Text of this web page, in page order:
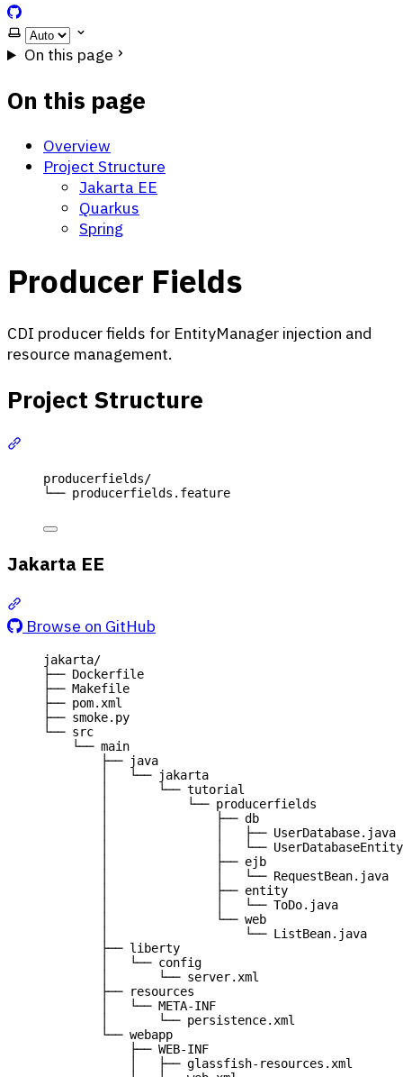
ScarfBench on GitHub
Select theme
On this page
On this page
Overview
Project Structure
Jakarta EE
Quarkus
Spring
Producer Fields
CDI producer fields for EntityManager injection and
resource management.
Project Structure
producerfields/
└── producerfields.feature
Jakarta EE
Browse on GitHub
jakarta/
├── Dockerfile
├── Makefile
├── pom.xml
├── smoke.py
└── src
└── main
├── java
│   └── jakarta
│       └── tutorial
│           └── producerfields
│               ├── db
│               │   ├── UserDatabase.java
│               │   └──
│               ├── ejb
│               │   └── RequestBean.java
│               ├── entity
│               │   └── ToDo.java
│               └── web
│                   └── ListBean.java
├── liberty
│   └── config
│       └── server.xml
├── resources
│   └── META-INF
│       └── persistence.xml
└── webapp
├── WEB-INF
│   ├── glassfish-resources.xml